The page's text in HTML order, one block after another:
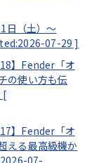
日（土）～
07-29 ]
】Fender「オ
の使い方も伝
[
】Fender「オ
える最高級機か